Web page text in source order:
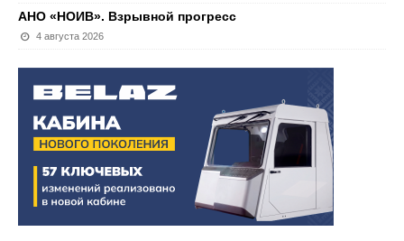
АНО «НОИВ». Взрывной прогресс
4 августа 2026